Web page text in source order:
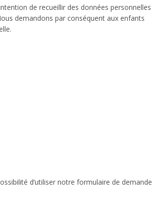
de recueillir des données personnelles
demandons par conséquent aux enfants
d’utiliser notre formulaire de demande